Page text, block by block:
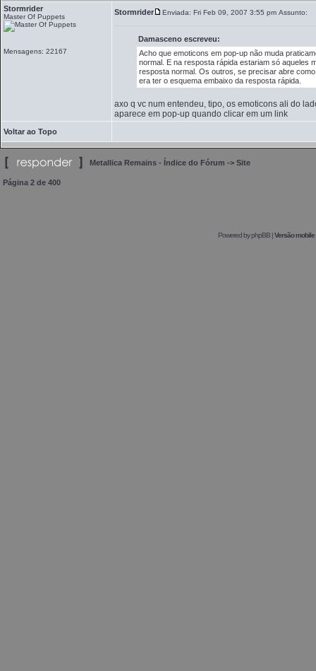
Stormrider
Master Of Puppets
Mensagens: 22167
Stormrider Enviada: Fri Feb 09, 2007 3:55 pm Assunto:
Damasceno escreveu:
Acho que emoticons em pop-up não muda
normal. E na resposta rápida estariam só aqueles
resposta normal. Os outros, se precisar abre
era ter o esquema embaixo da resposta rápida.
axo q vc num entendeu, tipo, os emoticons ali do
aparece em pop-up quando clicar em um link
Voltar ao Topo
Metallica Remains - Índice do Fórum -> Site
Página 2 de 400
Powered byphpBB |Versão mobile